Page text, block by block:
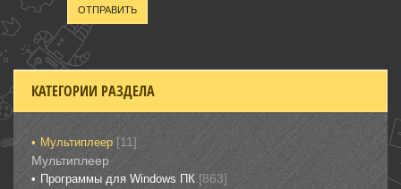
ОТПРАВИТЬ
КАТЕГОРИИ РАЗДЕЛА
Мультиплеер [11]
Мультиплеер
Программы для Windows ПК [863]